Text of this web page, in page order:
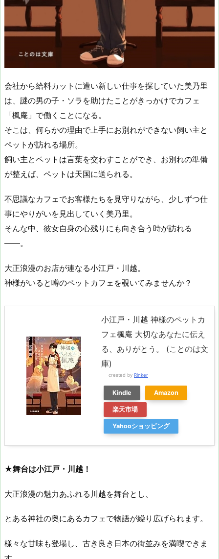
会社から給料カットに遭い新しい仕事を探していた美乃里
は、謎の男の子・ソラを助けたことがきっかけでカフェ
「楓庵」で働くことになる。
そこは、何らかの理由で上手にお別れができない飼い主と
ペットが訪れる場所。
飼い主とペットは言葉を交わすことができ、お別れの準備
が整えば、ペットは天国に送られる。
不思議なカフェでお客様たちを見守りながら、少しずつ仕
事にやりがいを見出していく美乃里。
そんな中、彼女自身の心残りにも向き合う時が訪れる
――。
大正浪漫のお店が連なる小江戸・川越。
神様がいると噂のペットカフェを覗いてみませんか？
小江戸・川越 神様のペットカ
フェ楓庵 大切なあなたに伝え
る、ありがとう。 (ことのは文
庫)
created by Rinker
Kindle Amazon
楽天市場
Yahooショッピング
★舞台は小江戸・川越！
大正浪漫の魅力あふれる川越を舞台とし、
とある神社の奥にあるカフェで物語が繰り広げられます。
様々な甘味も登場し、古き良き日本の街並みを満喫できま